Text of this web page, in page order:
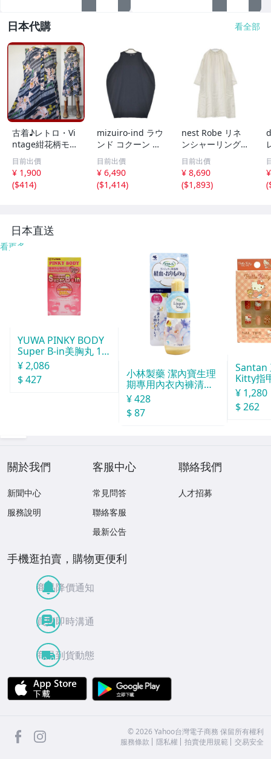
日本代購 看全部
古着♪レトロ・Vi
ntage紺花柄モッ
ズワンピ♪70s60s
70年代60年代ヴ
ィンテージ日本製
Japan昭和ロマン
り
目前出價
¥ 1,900
($414)
mizuiro-ind ラウ
ンド コクーン ノ
ースリーブ ワン
ピース ネイビー
ミズイロインド 6
-0723M 286215
目前出價
¥ 6,490
($1,414)
nest Robe リネ
ンシャーリングネ
ックワンピース 0
1171-1101-1 製
品染め ワンピー
ス オフホワイト
目前出價
¥ 8,690
($1,893)
(
日本直送
看更多
YUWA PINKY BODY
Super B-in美胸丸 15
0粒
¥ 2,086
$ 427
小林製藥 潔內寶生理
期專用內衣內褲清洗
劑120ml
¥ 428
$ 87
Santan
Kitty指
¥ 1,280
$ 262
關於我們
新聞中心
服務說明
客服中心
常見問答
聯絡客服
最新公告
聯絡我們
人才招募
手機逛拍賣，購物更便利
商品降價通知
買賣即時溝通
商品到貨動態
APP Store
facebook ©2026 Yahoo台灣電子商務 保留所有權利
服務條款
隱私權 拍賣使用規範 交易安全